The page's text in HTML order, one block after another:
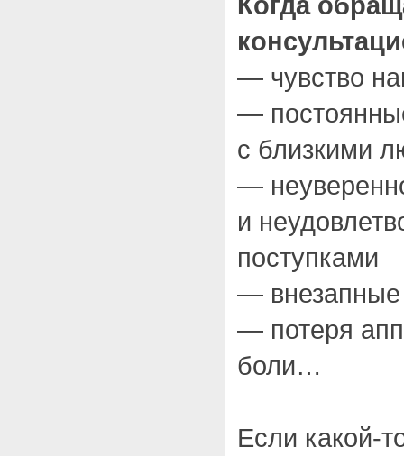
— чувство
—
с близкими
—
и
поступками
— внезапные
— потеря
боли…
Если какой-